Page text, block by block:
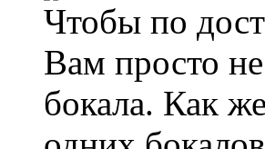
Чтобы по
Вам просто
бокала. Как